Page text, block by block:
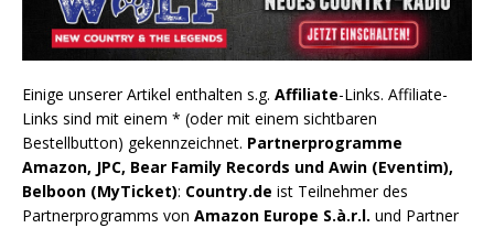
Einige unserer Artikel enthalten s.g. Affiliate-Links. Affiliate-
Links sind mit einem * (oder mit einem sichtbaren
Bestellbutton) gekennzeichnet. Partnerprogramme
Amazon, JPC, Bear Family Records und Awin (Eventim),
Belboon (MyTicket): Country.de ist Teilnehmer des
Partnerprogramms von Amazon Europe S.à.r.l. und Partner